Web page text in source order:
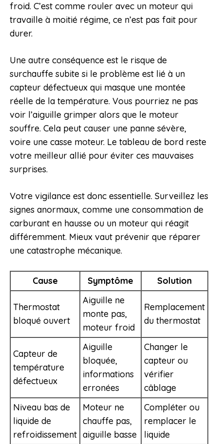
froid. C’est comme rouler avec un moteur qui
travaille à moitié régime, ce n’est pas fait pour
durer.
Une autre conséquence est le risque de
surchauffe subite si le problème est lié à un
capteur défectueux qui masque une montée
réelle de la température. Vous pourriez ne pas
voir l’aiguille grimper alors que le moteur
souffre. Cela peut causer une panne sévère,
voire une casse moteur. Le tableau de bord reste
votre meilleur allié pour éviter ces mauvaises
surprises.
Votre vigilance est donc essentielle. Surveillez les
signes anormaux, comme une consommation de
carburant en hausse ou un moteur qui réagit
différemment. Mieux vaut prévenir que réparer
une catastrophe mécanique.
Cause Symptôme Solution
Thermostat
bloqué ouvert
Aiguille ne
monte pas,
moteur froid
Remplacement
du thermostat
Capteur de
température
défectueux
Aiguille
bloquée,
informations
erronées
Changer le
capteur ou
vérifier
câblage
Niveau bas de
liquide de
refroidissement
Moteur ne
chauffe pas,
aiguille basse
Compléter ou
remplacer le
liquide